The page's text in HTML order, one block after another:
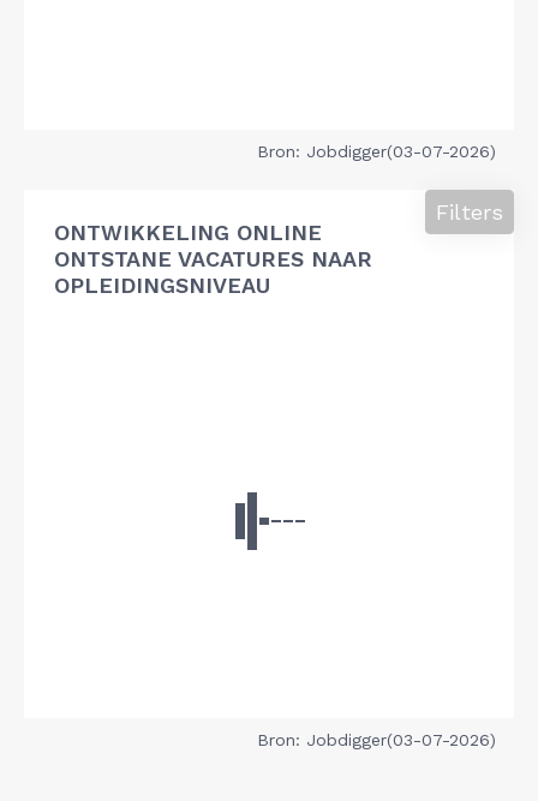
Bron: Jobdigger(03-07-2026)
ONTWIKKELING ONLINE
ONTSTANE VACATURES NAAR
OPLEIDINGSNIVEAU
Filters
Bron: Jobdigger(03-07-2026)